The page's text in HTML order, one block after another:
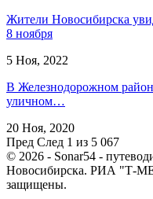
Жители Новосибирска
8 ноября
5 Ноя, 2022
В Железнодорожном
уличном…
20 Ноя, 2020
Пред След 1 из 5 067
© 2026 - Sonar54 -
Новосибирска. РИА "Т-
защищены.